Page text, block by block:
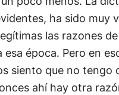
ha sido muy
las razones
esa época. Pero en
siento que no tengo
ahí hay otra